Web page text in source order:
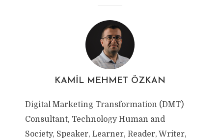
KAMIL MEHMET ÖZKAN
Digital Marketing Transformation (DMT)
Consultant, Technology Human and
Society, Speaker, Learner, Reader, Writer,